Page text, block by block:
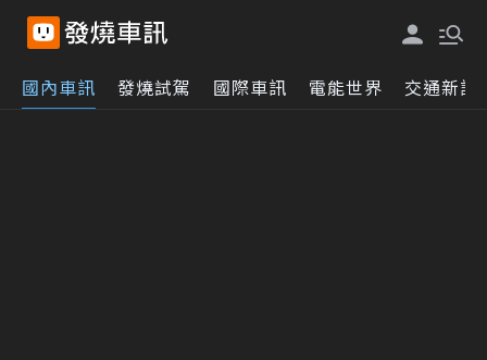
國內車訊 發燒試駕 國際車訊 電能世界 交通新訊